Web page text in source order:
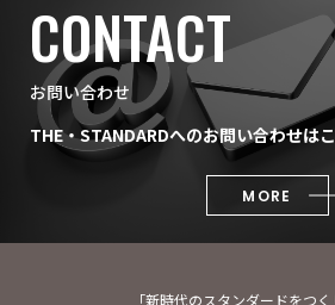
CONTACT
お問い合わせ
THE・STANDARDへのお問い合わせは
MORE
「新時代のスタンダードをつく